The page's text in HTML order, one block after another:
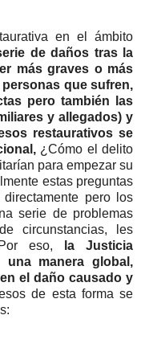
en el ámbito
de daños tras la
más graves o más
que sufren,
pero también las
y allegados) y
restaurativos se
¿Cómo el delito
para empezar su
estas preguntas
pero los
serie de problemas
circunstancias, les
Por eso,
la Justicia
una manera global,
el daño causado y
de esta forma se